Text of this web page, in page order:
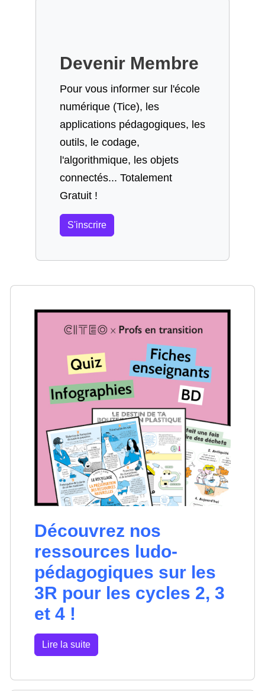
Devenir Membre
Pour vous informer sur l'école
numérique (Tice), les
applications pédagogiques, les
outils, le codage,
l'algorithmique, les objets
connectés... Totalement
Gratuit !
S'inscrire
Découvrez nos
ressources ludo-
pédagogiques sur les
3R pour les cycles 2, 3
et 4 !
Lire la suite